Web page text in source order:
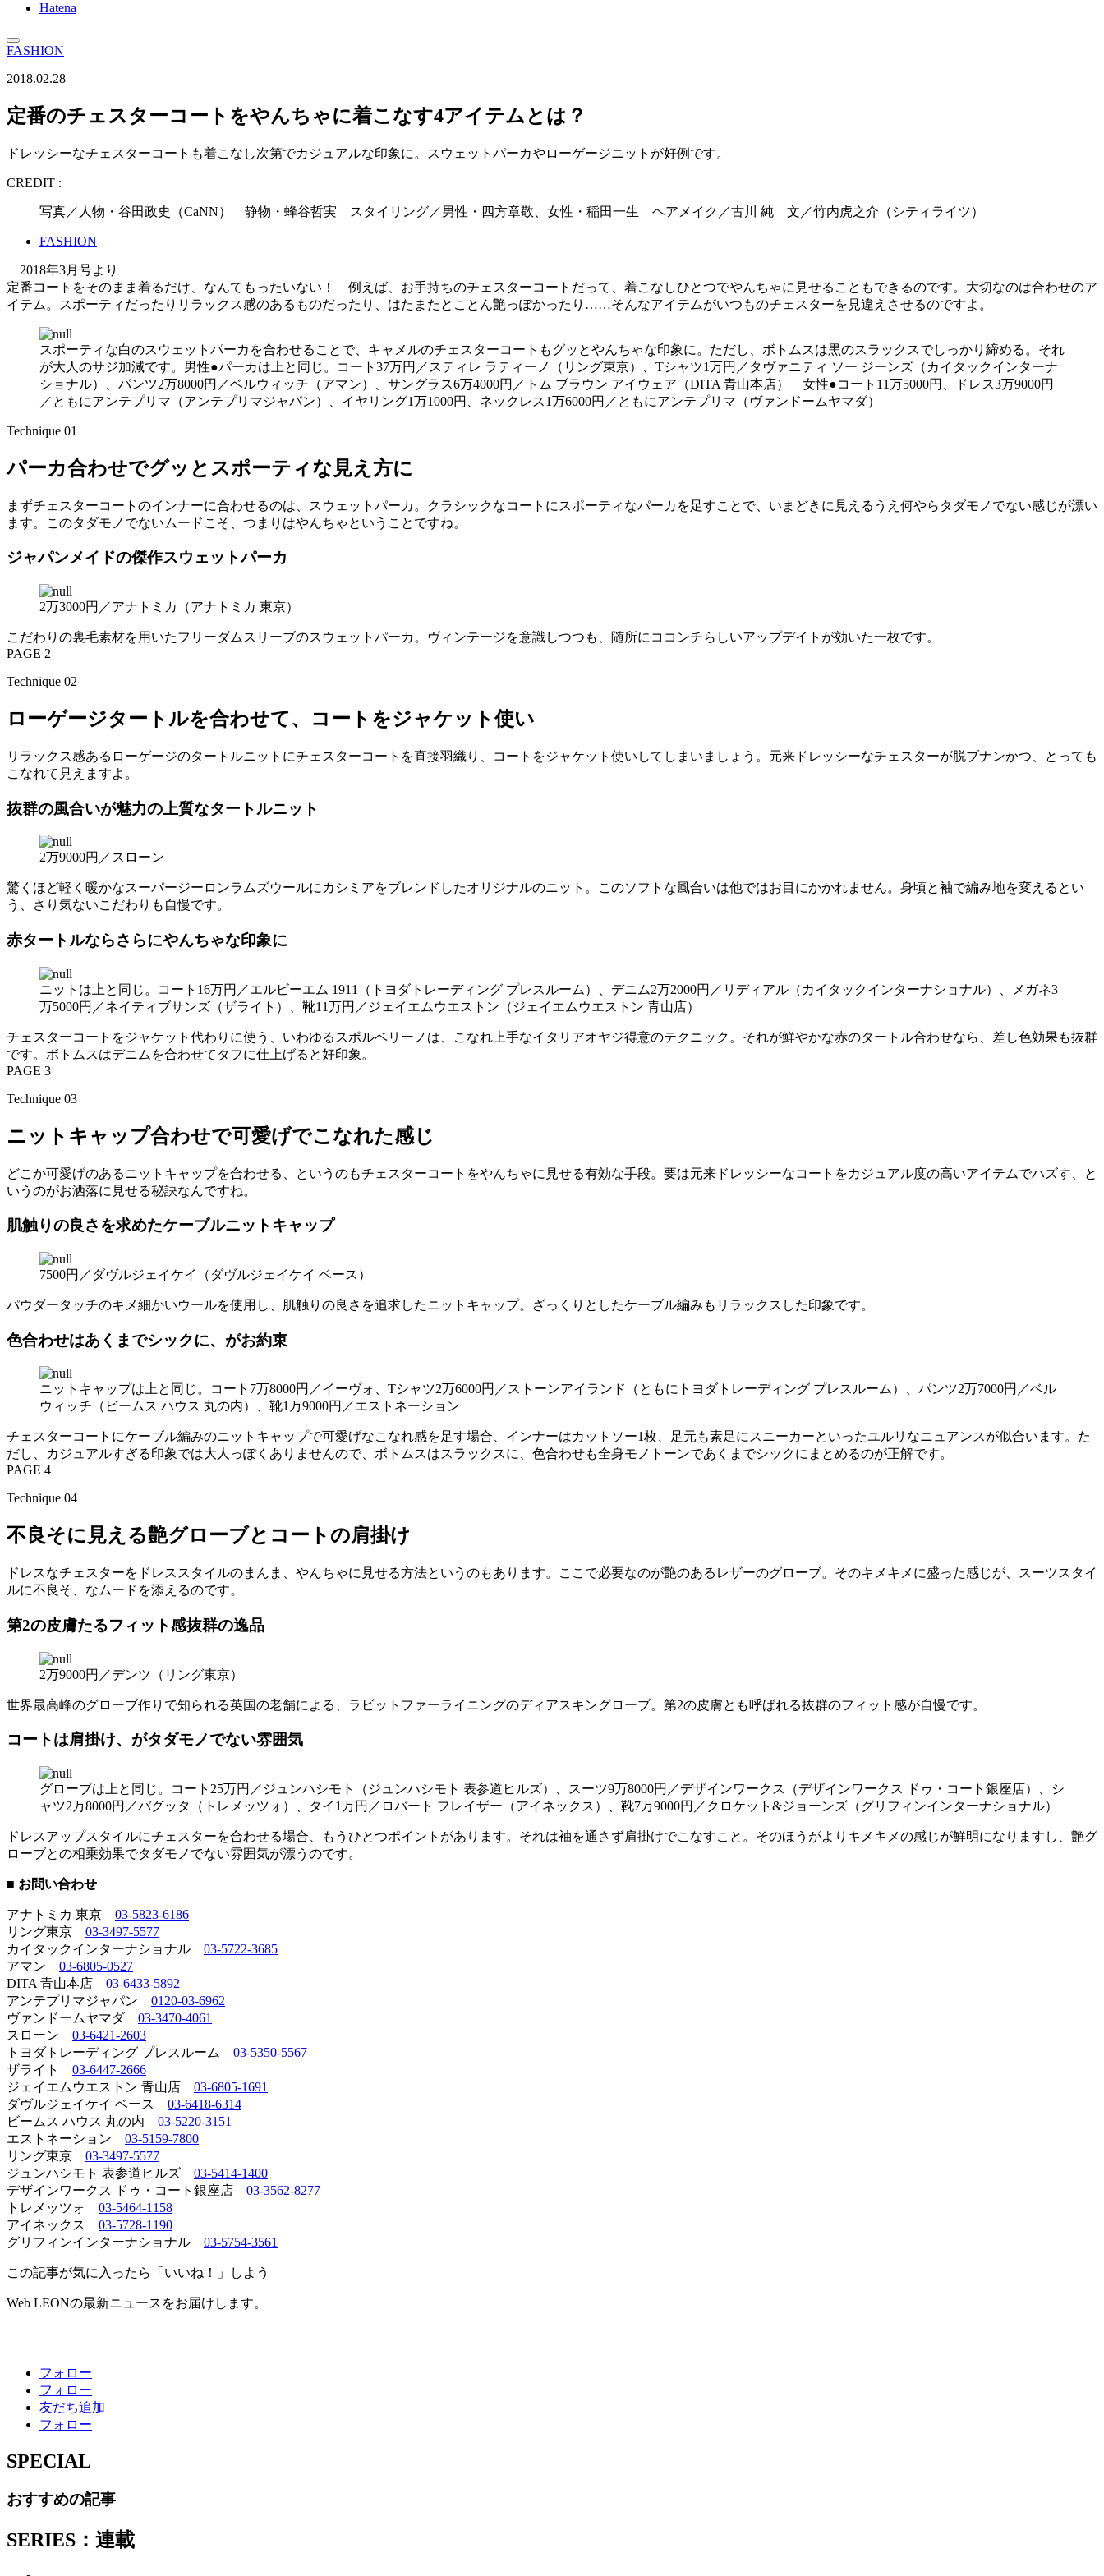
Hatena
FASHION
2018.02.28
定番のチェスターコートをやんちゃに着こなす4アイテムとは？
ドレッシーなチェスターコートも着こなし次第でカジュアルな印象に。スウェットパーカやローゲージニットが好例です。
CREDIT :
写真／人物・谷田政史（CaNN） 静物・蜂谷哲実 スタイリング／男性・四方章敬、女性・稲田一生 ヘアメイク／古川 純 文／竹内虎之介（シティライツ）
FASHION
2018年3月号より
定番コートをそのまま着るだけ、なんてもったいない！ 例えば、お手持ちのチェスターコートだって、着こなしひとつでやんちゃに見せることもできるのです。大切なのは合わせのア
イテム。スポーティだったりリラックス感のあるものだったり、はたまたとことん艶っぽかったり……そんなアイテムがいつものチェスターを見違えさせるのですよ。
スポーティな白のスウェットパーカを合わせることで、キャメルのチェスターコートもグッとやんちゃな印象に。ただし、ボトムスは黒のスラックスでしっかり締める。それ
が大人のサジ加減です。男性●パーカは上と同じ。コート37万円／スティレ ラティーノ（リング東京）、Tシャツ1万円／タヴァニティ ソー ジーンズ（カイタックインターナ
ショナル）、パンツ2万8000円／ベルウィッチ（アマン）、サングラス6万4000円／トム ブラウン アイウェア（DITA 青山本店） 女性●コート11万5000円、ドレス3万9000円
／ともにアンテプリマ（アンテプリマジャパン）、イヤリング1万1000円、ネックレス1万6000円／ともにアンテプリマ（ヴァンドームヤマダ）
Technique 01
パーカ合わせでグッとスポーティな見え方に
まずチェスターコートのインナーに合わせるのは、スウェットパーカ。クラシックなコートにスポーティなパーカを足すことで、いまどきに見えるうえ何やらタダモノでない感じが漂い
ます。このタダモノでないムードこそ、つまりはやんちゃということですね。
ジャパンメイドの傑作スウェットパーカ
2万3000円／アナトミカ（アナトミカ 東京）
こだわりの裏毛素材を用いたフリーダムスリーブのスウェットパーカ。ヴィンテージを意識しつつも、随所にココンチらしいアップデイトが効いた一枚です。
PAGE 2
Technique 02
ローゲージタートルを合わせて、コートをジャケット使い
リラックス感あるローゲージのタートルニットにチェスターコートを直接羽織り、コートをジャケット使いしてしまいましょう。元来ドレッシーなチェスターが脱ブナンかつ、とっても
こなれて見えますよ。
抜群の風合いが魅力の上質なタートルニット
2万9000円／スローン
驚くほど軽く暖かなスーパージーロンラムズウールにカシミアをブレンドしたオリジナルのニット。このソフトな風合いは他ではお目にかかれません。身頃と袖で編み地を変えるとい
う、さり気ないこだわりも自慢です。
赤タートルならさらにやんちゃな印象に
ニットは上と同じ。コート16万円／エルビーエム 1911（トヨダトレーディング プレスルーム）、デニム2万2000円／リディアル（カイタックインターナショナル）、メガネ3
万5000円／ネイティブサンズ（ザライト）、靴11万円／ジェイエムウエストン（ジェイエムウエストン 青山店）
チェスターコートをジャケット代わりに使う、いわゆるスポルベリーノは、こなれ上手なイタリアオヤジ得意のテクニック。それが鮮やかな赤のタートル合わせなら、差し色効果も抜群
です。ボトムスはデニムを合わせてタフに仕上げると好印象。
PAGE 3
Technique 03
ニットキャップ合わせで可愛げでこなれた感じ
どこか可愛げのあるニットキャップを合わせる、というのもチェスターコートをやんちゃに見せる有効な手段。要は元来ドレッシーなコートをカジュアル度の高いアイテムでハズす、と
いうのがお洒落に見せる秘訣なんですね。
肌触りの良さを求めたケーブルニットキャップ
7500円／ダヴルジェイケイ（ダヴルジェイケイ ベース）
パウダータッチのキメ細かいウールを使用し、肌触りの良さを追求したニットキャップ。ざっくりとしたケーブル編みもリラックスした印象です。
色合わせはあくまでシックに、がお約束
ニットキャップは上と同じ。コート7万8000円／イーヴォ、Tシャツ2万6000円／ストーンアイランド（ともにトヨダトレーディング プレスルーム）、パンツ2万7000円／ベル
ウィッチ（ビームス ハウス 丸の内）、靴1万9000円／エストネーション
チェスターコートにケーブル編みのニットキャップで可愛げなこなれ感を足す場合、インナーはカットソー1枚、足元も素足にスニーカーといったユルリなニュアンスが似合います。た
だし、カジュアルすぎる印象では大人っぽくありませんので、ボトムスはスラックスに、色合わせも全身モノトーンであくまでシックにまとめるのが正解です。
PAGE 4
Technique 04
不良そに見える艶グローブとコートの肩掛け
ドレスなチェスターをドレススタイルのまんま、やんちゃに見せる方法というのもあります。ここで必要なのが艶のあるレザーのグローブ。そのキメキメに盛った感じが、スーツスタイ
ルに不良そ、なムードを添えるのです。
第2の皮膚たるフィット感抜群の逸品
2万9000円／デンツ（リング東京）
世界最高峰のグローブ作りで知られる英国の老舗による、ラビットファーライニングのディアスキングローブ。第2の皮膚とも呼ばれる抜群のフィット感が自慢です。
コートは肩掛け、がタダモノでない雰囲気
グローブは上と同じ。コート25万円／ジュンハシモト（ジュンハシモト 表参道ヒルズ）、スーツ9万8000円／デザインワークス（デザインワークス ドゥ・コート銀座店）、シ
ャツ2万8000円／バグッタ（トレメッツォ）、タイ1万円／ロバート フレイザー（アイネックス）、靴7万9000円／クロケット&ジョーンズ（グリフィンインターナショナル）
ドレスアップスタイルにチェスターを合わせる場合、もうひとつポイントがあります。それは袖を通さず肩掛けでこなすこと。そのほうがよりキメキメの感じが鮮明になりますし、艶グ
ローブとの相乗効果でタダモノでない雰囲気が漂うのです。
■ お問い合わせ
アナトミカ 東京 03-5823-6186
リング東京 03-3497-5577
カイタックインターナショナル 03-5722-3685
アマン 03-6805-0527
DITA 青山本店 03-6433-5892
アンテプリマジャパン 0120-03-6962
ヴァンドームヤマダ 03-3470-4061
スローン 03-6421-2603
トヨダトレーディング プレスルーム 03-5350-5567
ザライト 03-6447-2666
ジェイエムウエストン 青山店 03-6805-1691
ダヴルジェイケイ ベース 03-6418-6314
ビームス ハウス 丸の内 03-5220-3151
エストネーション 03-5159-7800
リング東京 03-3497-5577
ジュンハシモト 表参道ヒルズ 03-5414-1400
デザインワークス ドゥ・コート銀座店 03-3562-8277
トレメッツォ 03-5464-1158
アイネックス 03-5728-1190
グリフィンインターナショナル 03-5754-3561
この記事が気に入ったら「いいね！」しよう
Web LEONの最新ニュースをお届けします。
フォロー
フォロー
友だち追加
フォロー
SPECIAL
おすすめの記事
SERIES：連載